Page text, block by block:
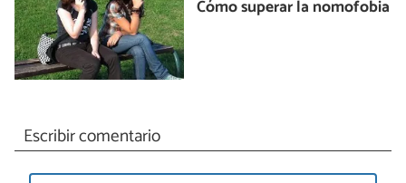
Cómo superar la nomofobia
Escribir comentario